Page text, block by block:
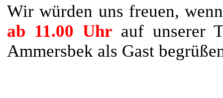
Wir würden uns freuen,
ab 11.00 Uhr auf unserer
Ammersbek als Gast